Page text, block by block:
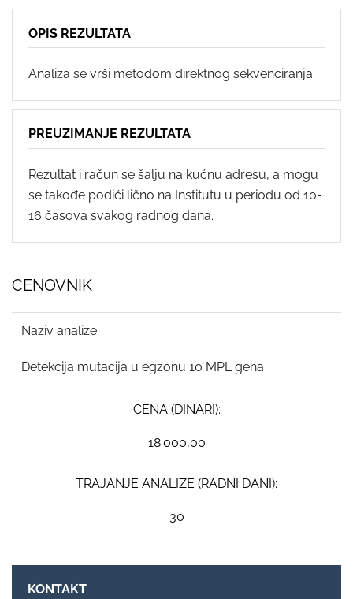
OPIS REZULTATA
Analiza se vrši metodom direktnog sekvenciranja.
PREUZIMANJE REZULTATA
Rezultat i račun se šalju na kućnu adresu, a mogu
se takođe podići lično na Institutu u periodu od 10-
16 časova svakog radnog dana.
CENOVNIK
Naziv analize:
Detekcija mutacija u egzonu 10 MPL gena
CENA (DINARI):
18.000,00
TRAJANJE ANALIZE (RADNI DANI):
30
KONTAKT